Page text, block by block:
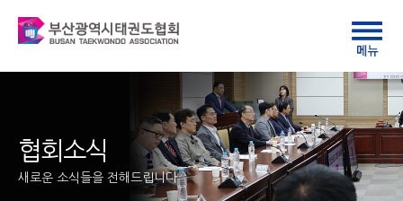
협회소식
새로운 소식들을 전해드립니다